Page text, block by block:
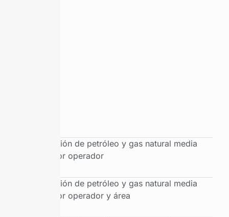
Producción de petróleo y gas natural media
diaria por operador
Producción de petróleo y gas natural media
diaria por operador y área